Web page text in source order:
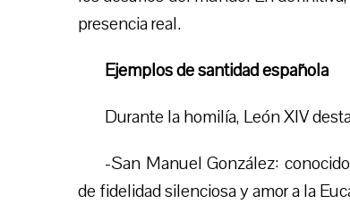
presencia real.
Ejemplos de santidad española
Durante la homilía, León XIV
-San Manuel González:
de fidelidad silenciosa y amor a la